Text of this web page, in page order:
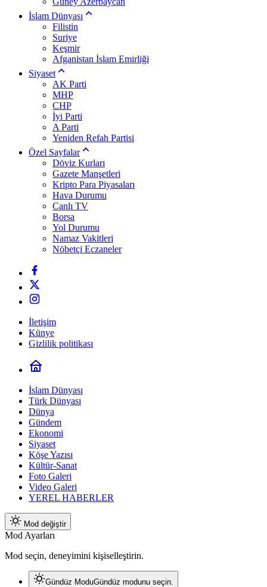
İslam Dünyası
Filistin
Suriye
Keşmir
Afganistan İslam Emirliği
Siyaset
AK Parti
MHP
CHP
İyi Parti
A Parti
Yeniden Refah Partisi
Özel Sayfalar
Döviz Kurları
Gazete Manşetleri
Kripto Para Piyasaları
Hava Durumu
Canlı TV
Borsa
Yol Durumu
Namaz Vakitleri
Nöbetçi Eczaneler
İletişim
Künye
Gizlilik politikası
İslam Dünyası
Türk Dünyası
Dünya
Gündem
Ekonomi
Siyaset
Köşe Yazısı
Kültür-Sanat
Foto Galeri
Video Galeri
YEREL HABERLER
Mod değiştir
Mod Ayarları
Mod seçin, deneyimini kişiselleştirin.
Gündüz ModuGündüz modunu seçin.